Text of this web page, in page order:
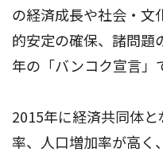
の経済成長や社会・文
的安定の確保、諸問題
年の「バンコク宣言」
2015年に経済共同体と
率、人口増加率が高く